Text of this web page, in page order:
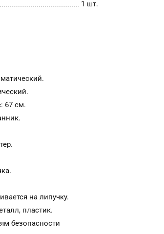
1 шт.
67 см.
на липучку.
пластик.
безопасности